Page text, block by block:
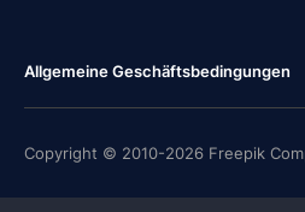
Allgemeine Geschäftsbedingungen
Copyright © 2010-2026 Freepik